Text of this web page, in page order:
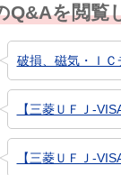
Q&Aを閲覧
破損、磁気・ＩＣ
【三菱ＵＦＪ-
【三菱ＵＦＪ-